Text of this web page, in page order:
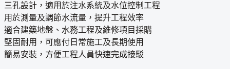
三孔設計，適用於注水系統及水位控制工程
用於測量及調節水流量，提升工程效率
適合建築地盤、水務工程及維修項目採購
堅固耐用，可應付日常施工及長期使用
簡易安裝，方便工程人員快速完成接駁